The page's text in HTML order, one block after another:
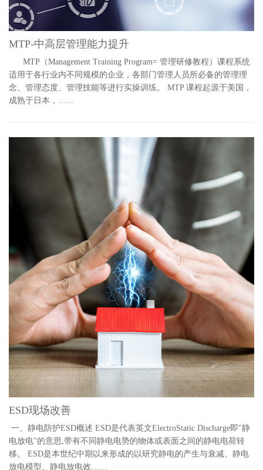
MTP-中高层管理能力提升
MTP（Management Training Program= 管理研修教程）课程系统
适用于各行业内不同规模的企业，各部门管理人员所必备的管理理
念、管理态度、管理技能等进行实操训练。 MTP 课程起源于美国，
成熟于日本，……
ESD现场改善
一、静电防护ESD概述 ESD是代表英文ElectroStatic Discharge即"静
电放电"的意思,带有不同静电电势的物体或表面之间的静电电荷转
移。 ESD是本世纪中期以来形成的以研究静电的产生与衰减、静电
放电模型、静电放电效……